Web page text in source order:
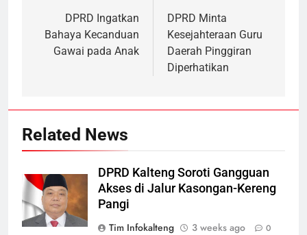
navigation
DPRD Ingatkan
Bahaya Kecanduan
Gawai pada Anak
DPRD Minta
Kesejahteraan Guru
Daerah Pinggiran
Diperhatikan
Related News
DPRD Kalteng Soroti Gangguan
Akses di Jalur Kasongan-Kereng
Pangi
Tim Infokalteng
3 weeks ago 0